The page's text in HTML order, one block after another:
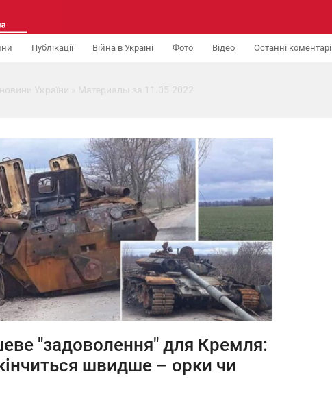
Публікації Війна в Україні Фото Відео Останні коментарі
України » Материалы за 11.05.2022
"задоволення" для Кремля:
швидше – орки чи